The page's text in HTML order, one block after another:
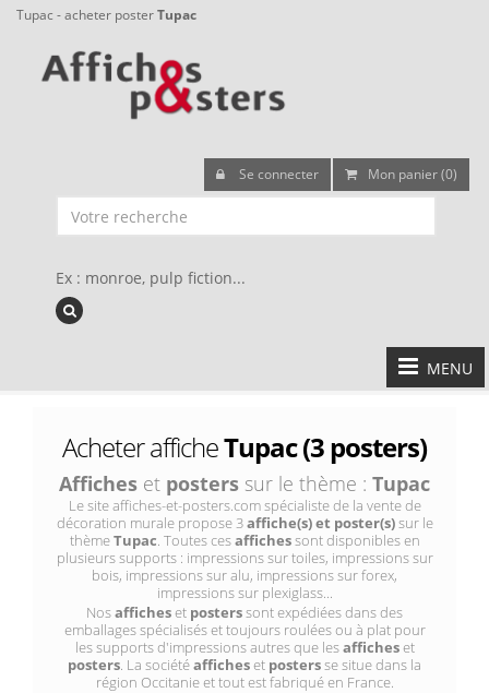
Tupac - acheter posterTupac
Se connecter Mon panier (0)
Ex : monroe, pulp fiction...
MENU
Acheter afficheTupac (3 posters)
Affiches et posters sur le thème : Tupac
Le site affiches-et-posters.com spécialiste de la vente de
décoration murale propose 3affiche(s) et poster(s)sur le
thèmeTupac. Toutes cesaffichessont disponibles en
plusieurs supports : impressions sur toiles, impressions sur
bois, impressions sur alu, impressions sur forex,
impressions sur plexiglass...
Nosafficheset posterssont expédiées dans des
emballages spécialisés et toujours roulées ou à plat pour
les supports d'impressions autres que lesafficheset
posters. La sociétéafficheset postersse situe dans la
région Occitanie et tout est fabriqué en France.